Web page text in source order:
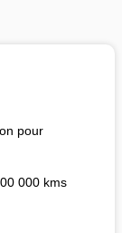
pour
000 kms